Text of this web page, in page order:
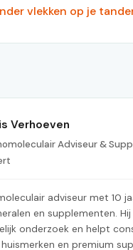
vlekken op je
Verhoeven
Adviseur &
adviseur met 10
en supplementen.
onderzoek en helpt
en premium